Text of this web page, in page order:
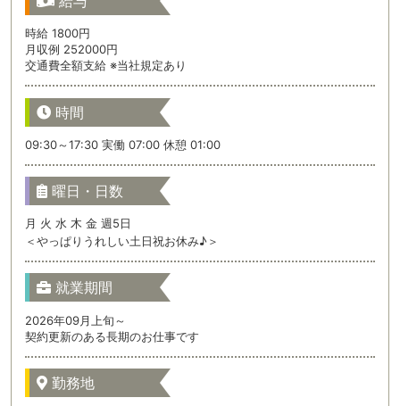
時給 1800円
月収例 252000円
交通費全額支給 ※当社規定あり
時間
09:30～17:30 実働 07:00 休憩 01:00
曜日・日数
月 火 水 木 金 週5日
＜やっぱりうれしい土日祝お休み♪＞
就業期間
2026年09月上旬～
契約更新のある長期のお仕事です
勤務地